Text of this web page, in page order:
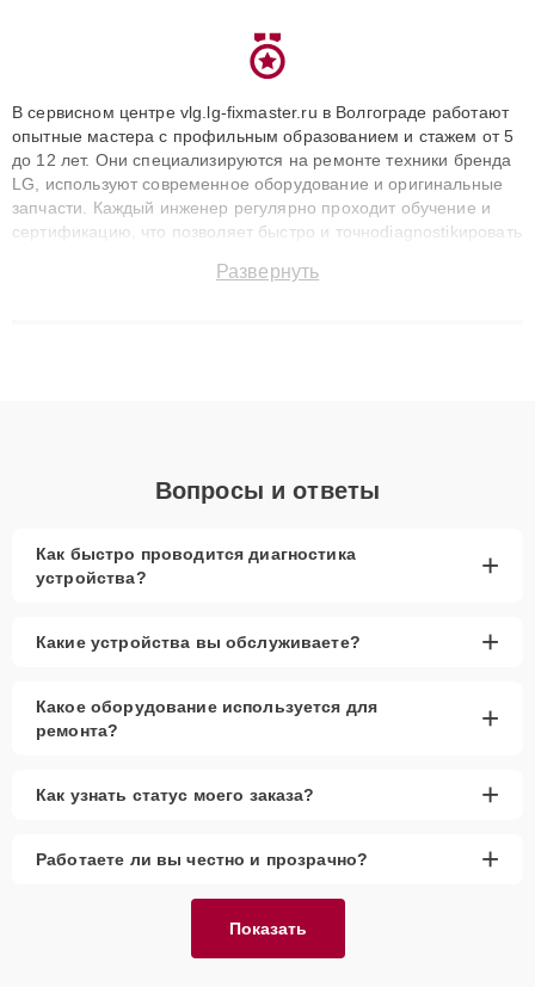
В сервисном центре vlg.lg-fixmaster.ru в Волгограде работают
опытные мастера с профильным образованием и стажем от 5
до 12 лет. Они специализируются на ремонте техники бренда
LG, используют современное оборудование и оригинальные
запчасти. Каждый инженер регулярно проходит обучение и
сертификацию, что позволяет быстро и точноdiagnostikировать
до 3 лет. Наши мастера решают сложные случаи: от замены
Развернуть
Вопросы и ответы
Как быстро проводится диагностика
устройства?
+
Какие устройства вы обслуживаете? +
Какое оборудование используется для
ремонта?
+
Как узнать статус моего заказа? +
Работаете ли вы честно и прозрачно? +
Показать